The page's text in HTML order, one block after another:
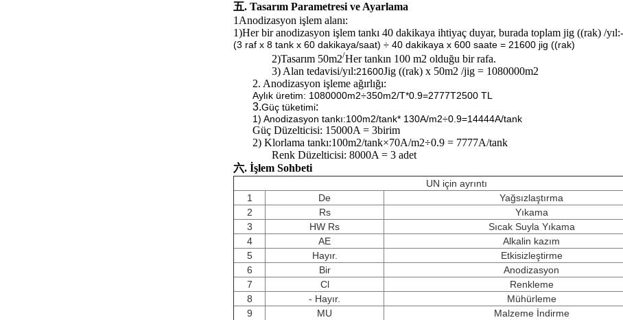
五. Tasarım Parametresi ve Ayarlama
1Anodizasyon işlem alanı:
1)Her bir anodizasyon işlem tankı 40 dakikaya ihtiyaç duyar, burada toplam jig ((rak) /yıl:
(3 raf x 8 tank x 60 dakikaya/saat) ÷ 40 dakikaya x 600 saate = 21600 jig ((rak)
2)Tasarım 50m2/Her tankın 100 m2 olduğu bir rafa.
3) Alan tedavisi/yıl:21600Jig ((rak) x 50m2 /jig = 1080000m2
2. Anodizasyon işleme ağırlığı:
Aylık üretim: 1080000m2÷350m2/T*0.9=2777T2500 TL
3.Güç tüketimi:
1) Anodizasyon tankı:100m2/tank* 130A/m2÷0.9=14444A/tank
Güç Düzelticisi: 15000A = 3birim
2) Klorlama tankı:100m2/tank×70A/m2÷0.9 = 7777A/tank
Renk Düzelticisi: 8000A = 3 adet
六. İşlem Sohbeti
UN için ayrıntı
1
De
Yağsızlaştırma
2
Rs
Yıkama
3
HW Rs
Sıcak Suyla Yıkama
4
AE
Alkalin kazım
5
Hayır.
Etkisizleştirme
6
Bir
Anodizasyon
7
Cl
Renkleme
8
- Hayır.
Mühürleme
9
MU
Malzeme İndirme